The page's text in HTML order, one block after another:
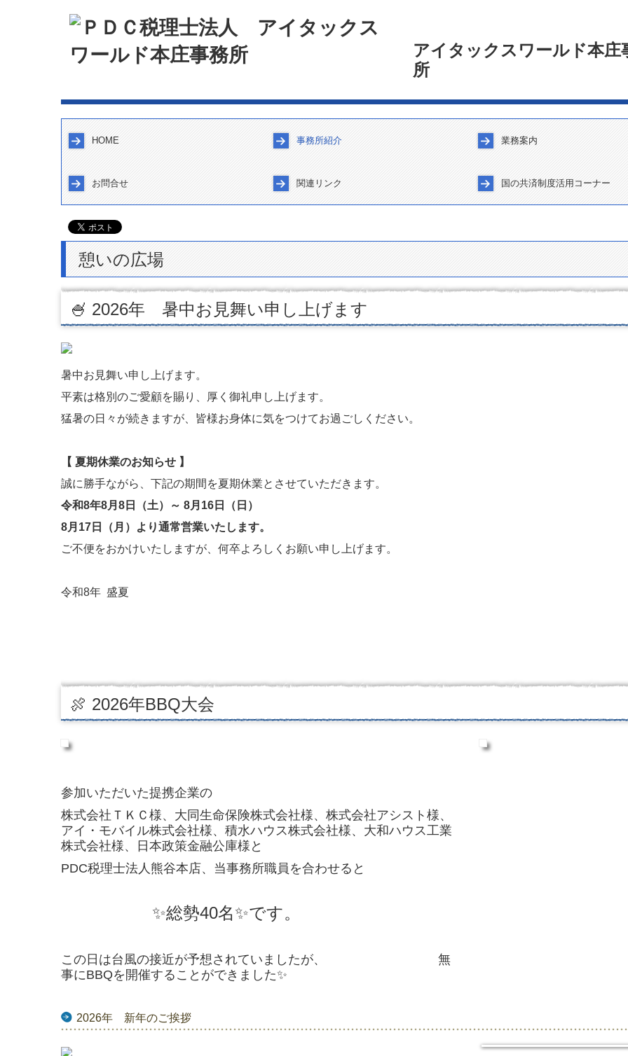
アイタックスワールド本庄
所
HOME 事務所紹介
経営理念
職員紹介
求人情報(求人なし)
憩いの広場
業務案内
令和7年分 確定申告特集
通勤手当の非課税限度額の改
令和7年分の年末調整における
お問合せ
よくある質問
TKCシステムQ&A
個人情報保護方針
関連リンク 国の共済制度活用コーナー
憩いの広場
🍧 2026年 暑中お見舞い申し上げます
暑中お見舞い申し上げます。
平素は格別のご愛顧を賜り、厚く御礼申し上げます。
猛暑の日々が続きますが、皆様お身体に気をつけてお過ごしください。
【 夏期休業のお知らせ 】
誠に勝手ながら、下記の期間を夏期休業とさせていただきます。
令和8年8月8日（土）～ 8月16日（日）
8月17日（月）より通常営業いたします。
ご不便をおかけいたしますが、何卒よろしくお願い申し上げます。
令和8年 盛夏
🍖 2026年BBQ大会
参加いただいた提携企業の
株式会社ＴＫＣ様、大同生命保険株式会社様、株式会社アシスト様、
アイ・モバイル株式会社様、 積水ハウス株式会社様、大和ハウス工業
株式会社様、日本政策金融公庫様と
PDC税理士法人熊谷本店、当事務所職員を合わせると
✨総勢40名✨です。
この日は台風の接近が予想されていましたが、 無
事にBBQを開催することができました✨
2026年 新年のご挨拶